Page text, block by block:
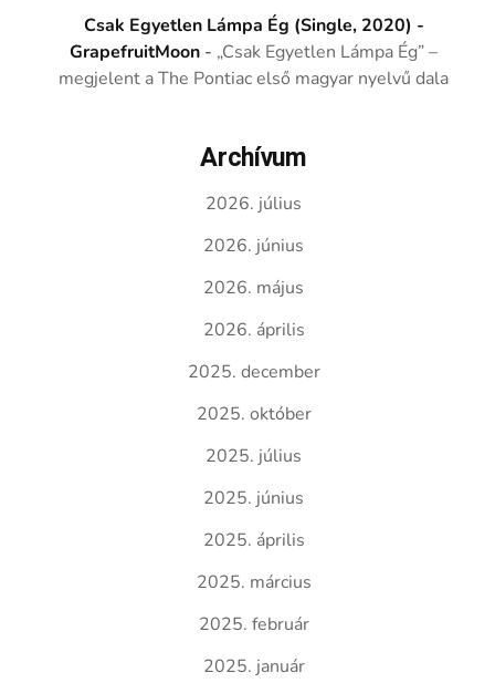
Csak Egyetlen Lámpa Ég (Single, 2020) -
GrapefruitMoon - „Csak Egyetlen Lámpa Ég” –
megjelent a The Pontiac első magyar nyelvű dala
Archívum
2026. július
2026. június
2026. május
2026. április
2025. december
2025. október
2025. július
2025. június
2025. április
2025. március
2025. február
2025. január